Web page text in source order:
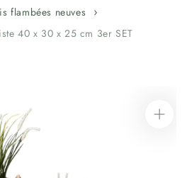
flambées neuves
40 x 30 x 25 cm 3er SET